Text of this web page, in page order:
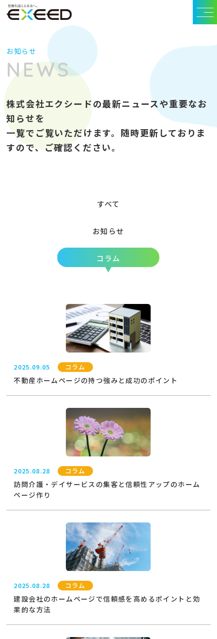
お知らせ
NEWS
株式会社エクシードの最新ニュースや重要なお
知らせを
一覧でご覧いただけます。随時更新しておりま
すので、ご確認ください。
すべて
お知らせ
コラム
2025.09.05 コラム
不動産ホームページの持つ強みと成功のポイント
2025.08.28 コラム
訪問介護・デイサービスの集客と信頼性アップのホーム
ページ作り
2025.08.28 コラム
建設会社のホームページで信頼感を高めるポイントと効
果的な方法